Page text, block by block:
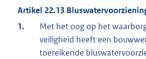
Artikel 22.13
1.
Met het oog op het
veiligheid heeft een
toereikende